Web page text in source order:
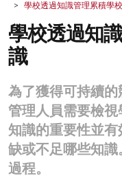
生活
健康
商業
科技
影片
名家榜
學校透過知識管理累積學
學校透過知
識
為了獲得可持續
管理人員需要檢
知識的重要性並
缺或不足哪些知識
過程。